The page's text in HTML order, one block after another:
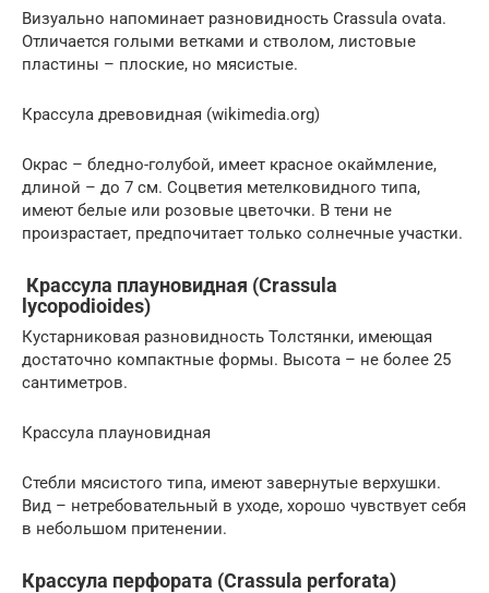
Визуально напоминает разновидность Crassula ovata.
Отличается голыми ветками и стволом, листовые
пластины – плоские, но мясистые.
Крассула древовидная (wikimedia.org)
Окрас – бледно-голубой, имеет красное окаймление,
длиной – до 7 см. Соцветия метелковидного типа,
имеют белые или розовые цветочки. В тени не
произрастает, предпочитает только солнечные участки.
Крассула плауновидная (Crassula
lycopodioides)
Кустарниковая разновидность Толстянки, имеющая
достаточно компактные формы. Высота – не более 25
сантиметров.
Крассула плауновидная
Стебли мясистого типа, имеют завернутые верхушки.
Вид – нетребовательный в уходе, хорошо чувствует себя
в небольшом притенении.
Крассула перфората (Crassula perforata)